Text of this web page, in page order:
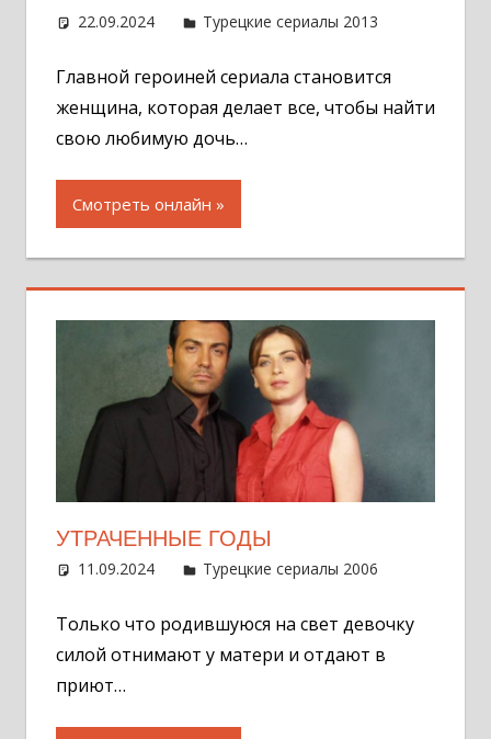
22.09.2024 Администратор
Турецкие сериалы 2013
Главной героиней сериала становится
женщина, которая делает все, чтобы найти
свою любимую дочь…
Смотреть онлайн
УТРАЧЕННЫЕ ГОДЫ
11.09.2024 Администратор
Турецкие сериалы 2006
Только что родившуюся на свет девочку
силой отнимают у матери и отдают в
приют…